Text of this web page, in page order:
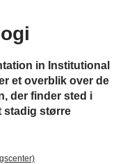
in Institutional
et overblik over de
der finder sted i
stadig større